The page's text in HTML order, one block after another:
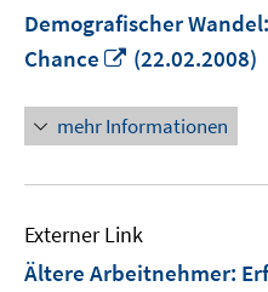
Demografischer
Chance
In
Fenster
öffnen
(22.02.2008)
mehr Informationen
Externer Link
Ältere Arbeitnehmer: